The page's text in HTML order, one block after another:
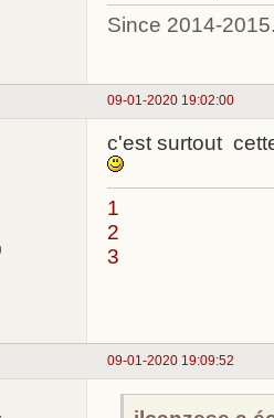
Since 2014-
09-01-2020 19:02:00
c'est surtout
1
2
3
09-01-2020 19:09:52